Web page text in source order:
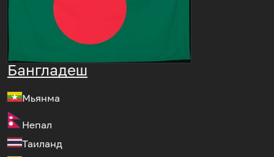
Бангладеш
Мьянма
Непал
Таиланд